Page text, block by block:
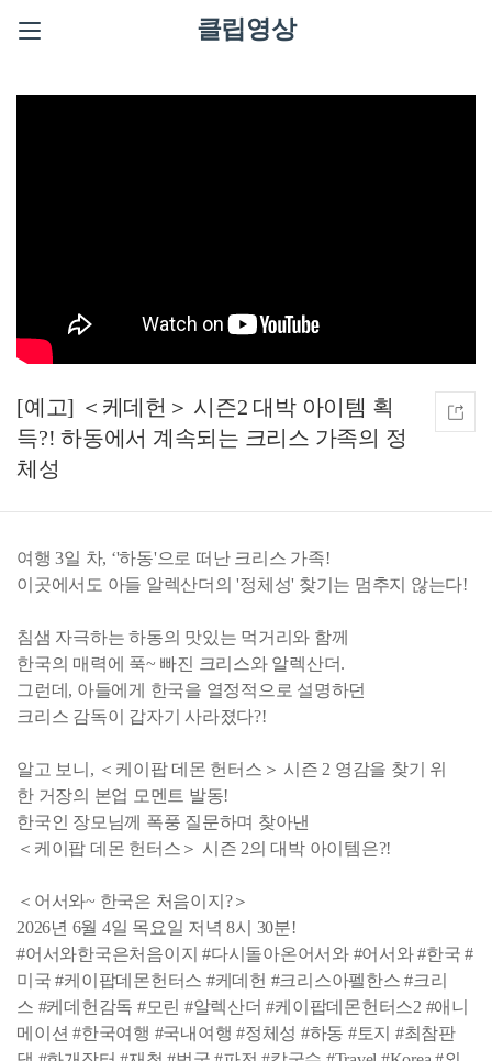
클립영상
[예고] ＜케데헌＞ 시즌2 대박 아이템 획
득?! 하동에서 계속되는 크리스 가족의 정
체성
여행 3일 차, ‘'하동'으로 떠난 크리스 가족!
이곳에서도 아들 알렉산더의 '정체성' 찾기는 멈추지 않는다!
침샘 자극하는 하동의 맛있는 먹거리와 함께
한국의 매력에 푹~ 빠진 크리스와 알렉산더.
그런데, 아들에게 한국을 열정적으로 설명하던
크리스 감독이 갑자기 사라졌다?!
알고 보니, ＜케이팝 데몬 헌터스＞ 시즌 2 영감을 찾기 위
한 거장의 본업 모멘트 발동!
한국인 장모님께 폭풍 질문하며 찾아낸
＜케이팝 데몬 헌터스＞ 시즌 2의 대박 아이템은?!
＜어서와~ 한국은 처음이지?＞
2026년 6월 4일 목요일 저녁 8시 30분!
#어서와한국은처음이지 #다시돌아온어서와 #어서와 #한국 #
미국 #케이팝데몬헌터스 #케데헌 #크리스아펠한스 #크리
스 #케데헌감독 #모린 #알렉산더 #케이팝데몬헌터스2 #애니
메이션 #한국여행 #국내여행 #정체성 #하동 #토지 #최참판